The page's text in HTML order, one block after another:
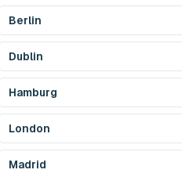
Berlin
Dublin
Hamburg
London
Madrid